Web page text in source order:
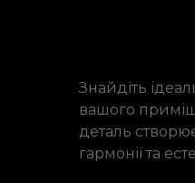
Знайдіть
вашого
деталь
гармонії та